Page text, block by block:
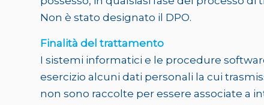
Non è stato designato il DPO.
Finalità del trattamento
I sistemi informatici e le procedure
esercizio alcuni dati personali la cui
non sono raccolte per essere associate a